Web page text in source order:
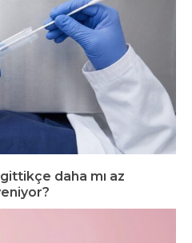
daha mı az